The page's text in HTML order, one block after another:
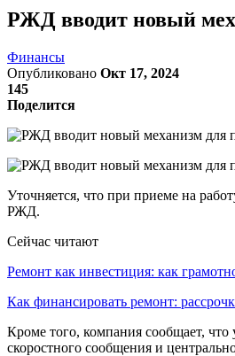
РЖД вводит новый
Финансы
Опубликовано Окт 17, 2024
145
Поделится
Уточняется, что при приеме на
РЖД.
Сейчас читают
Ремонт как инвестиция: как
Как финансировать ремонт:
Кроме того, компания сообщает,
скоростного сообщения и